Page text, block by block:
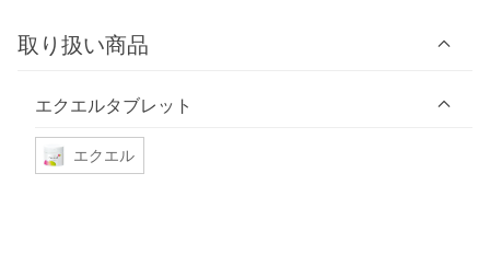
取り扱い商品
エクエルタブレット
エクエル